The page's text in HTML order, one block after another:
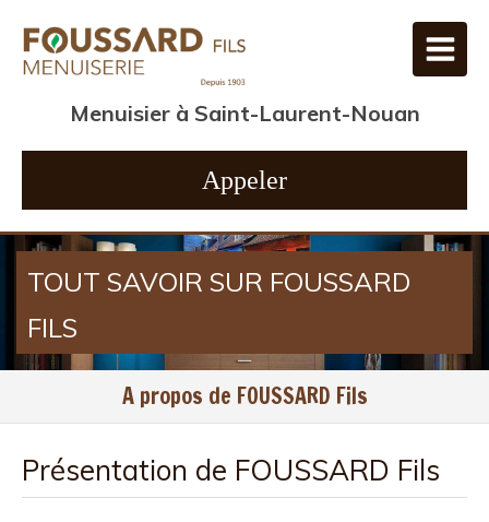
Menuisier à Saint-Laurent-Nouan
Appeler
TOUT SAVOIR SUR FOUSSARD
FILS
A propos de FOUSSARD Fils
Présentation de FOUSSARD Fils